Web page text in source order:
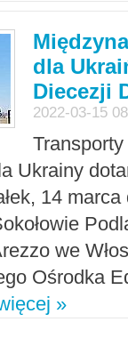
dla
Diecezji
2022-03-15
Ukrainy
14
we
Ośrodka
»